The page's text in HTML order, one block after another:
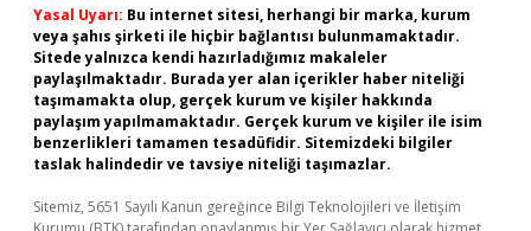
Yasal Uyarı: Bu internet sitesi, herhangi bir marka, kurum
veya şahıs şirketi ile hiçbir bağlantısı bulunmamaktadır.
Sitede yalnızca kendi hazırladığımız makaleler
paylaşılmaktadır. Burada yer alan içerikler haber niteliği
taşımamakta olup, gerçek kurum ve kişiler hakkında
paylaşım yapılmamaktadır. Gerçek kurum ve kişiler ile isim
benzerlikleri tamamen tesadüfidir. Sitemizdeki bilgiler
taslak halindedir ve tavsiye niteliği taşımazlar.
Sitemiz, 5651 Sayılı Kanun gereğince Bilgi Teknolojileri ve İletişim